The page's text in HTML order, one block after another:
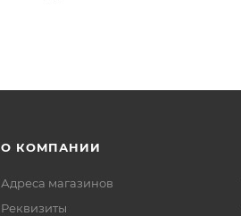
О КОМПАНИИ
Адреса магазинов
Реквизиты